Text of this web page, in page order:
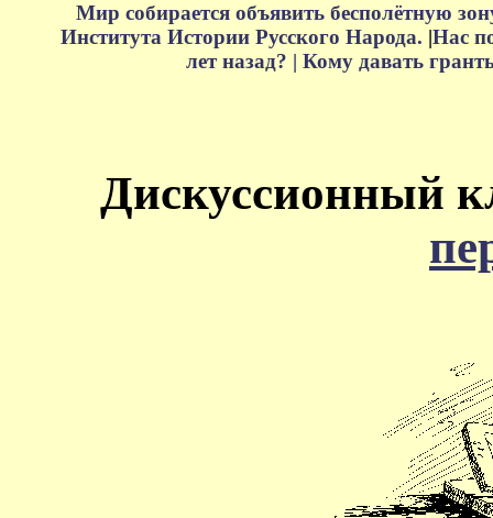
Мир собирается объявить бесполётную
Института Истории Русского Народа. |Нас
лет назад? | Кому давать
Дискуссионный